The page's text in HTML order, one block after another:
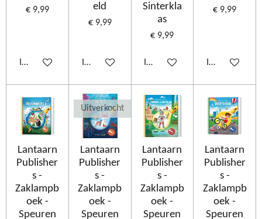
€ 9,99
In winkelwagen
eld
€ 9,99
In winkelwagen
Sinterkla
as
€ 9,99
In winkelwagen
€ 9,99
In
Lantaarn
Publisher
s -
Zaklampb
oek -
Speuren
Uitverkocht
Lantaarn
Publisher
s -
Zaklampb
oek -
Speuren
Lantaarn
Publisher
s -
Zaklampb
oek -
Speuren
Lantaarn
Publisher
s -
Zaklampb
oek -
Speuren